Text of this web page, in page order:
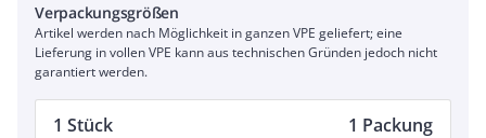
Verpackungsgrößen
Artikel werden nach Möglichkeit in ganzen VPE geliefert; eine
Lieferung in vollen VPE kann aus technischen Gründen jedoch nicht
garantiert werden.
1 Stück 1 Packung